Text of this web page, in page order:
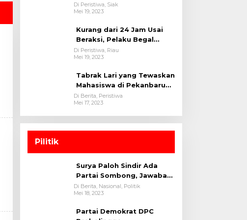
oleh tim Opsnal Polsek
Tualang-Polres Siak-Polda
Di Peristiwa, Siak
Mei 19, 2023
Kurang dari 24 Jam Usai
Beraksi, Pelaku Begal
Berhasil Di Bekuk
Satreskrim Polres
Di Peristiwa, Riau
Mei 19, 2023
Tabrak Lari yang Tewaskan
Mahasiswa di Pekanbaru
Ditangkap Polisi
Di Berita, Peristiwa
Mei 17, 2023
Pilitik
Surya Paloh Sindir Ada
Partai Sombong, Jawaban
Megawati
Di Berita, Nasional, Politik
Mei 18, 2023
Partai Demokrat DPC